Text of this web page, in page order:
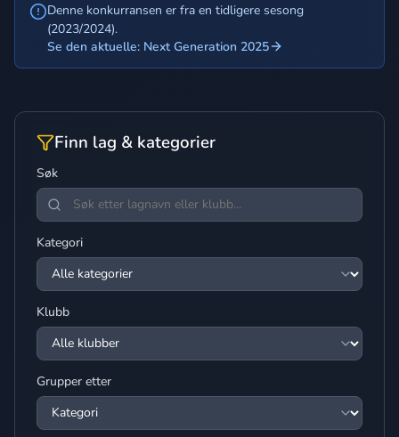
Denne konkurransen er fra en tidligere sesong
(2023/2024).
Se den aktuelle: Next Generation 2025
Finn lag & kategorier
Søk
Kategori
Klubb
Grupper etter